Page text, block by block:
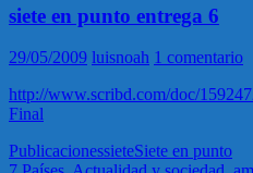
siete en punto entrega 6
29/05/2009 luisnoah 1 comentario
http://www.scribd.com/doc/
Final
PublicacionessieteSiete en punto